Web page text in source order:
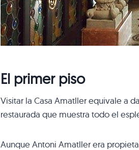
El primer piso
Visitar la Casa Amatller equivale a
restaurada que muestra todo el
Aunque Antoni Amatller era